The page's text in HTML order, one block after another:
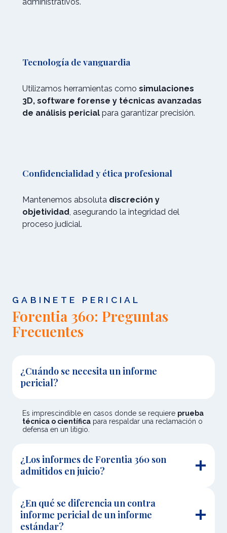
Tecnología de vanguardia
Utilizamos herramientas como simulaciones
3D, software forense y técnicas avanzadas
de análisis pericial para garantizar precisión.
Confidencialidad y ética profesional
Mantenemos absoluta discreción y
objetividad, asegurando la integridad del
proceso judicial.
GABINETE PERICIAL
Forentia 360: Preguntas
Frecuentes
¿Cuándo se necesita un informe
pericial?
Es imprescindible en casos donde se requiere prueba
técnica o científica para respaldar una reclamación o
defensa en un litigio.
¿Los informes de Forentia 360 son
admitidos en juicio?
¿En qué se diferencia un contra
informe pericial de un informe
estándar?